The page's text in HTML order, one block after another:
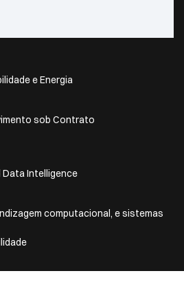
e Energia
sob Contrato
Data Intelligence
computacional, e sistemas